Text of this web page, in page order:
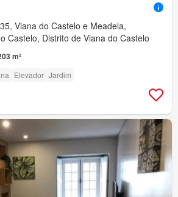
Viana do Castelo e Meadela,
Castelo, Distrito de Viana do Castelo
m²
Elevador Jardim